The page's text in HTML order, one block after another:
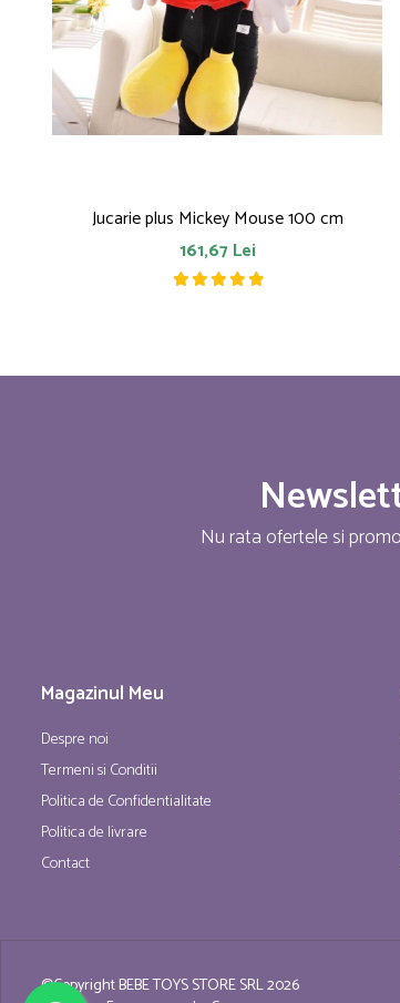
Jucarie plus Mickey Mouse 100 cm
161,67 Lei
Nu rata ofertele si
Magazinul Meu
Despre noi
Termeni si Conditii
Politica de Confidentialitate
Politica de livrare
Contact
©Copyright BEBE TOYS STORE SRL 2026